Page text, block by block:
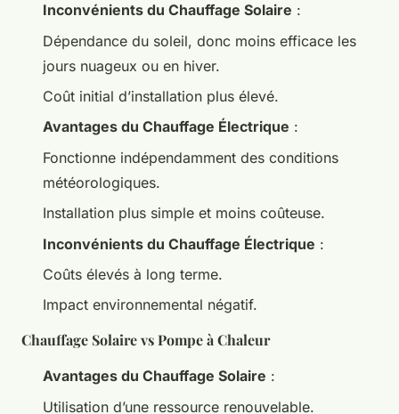
Inconvénients du Chauffage Solaire :
Dépendance du soleil, donc moins efficace les
jours nuageux ou en hiver.
Coût initial d’installation plus élevé.
Avantages du Chauffage Électrique :
Fonctionne indépendamment des conditions
météorologiques.
Installation plus simple et moins coûteuse.
Inconvénients du Chauffage Électrique :
Coûts élevés à long terme.
Impact environnemental négatif.
Chauffage Solaire vs Pompe à Chaleur
Avantages du Chauffage Solaire :
Utilisation d’une ressource renouvelable.